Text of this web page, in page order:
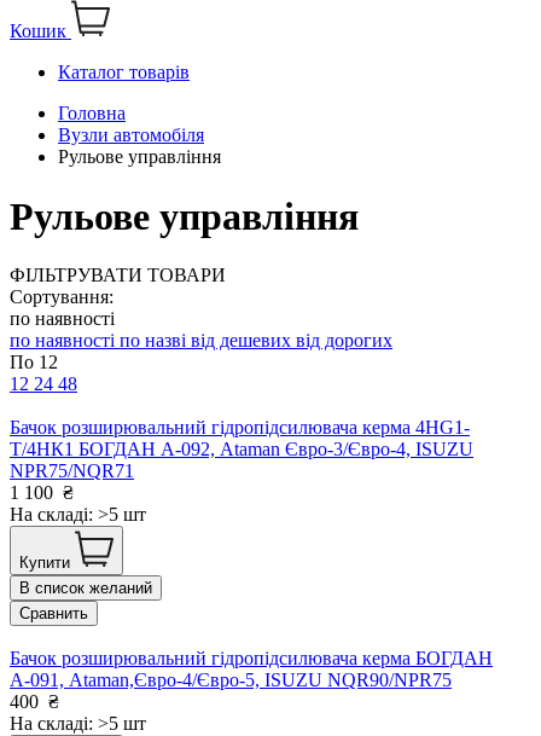
Кошик
Каталог товарів
Головна
Вузли автомобіля
Рульове управління
Рульове управління
ФІЛЬТРУВАТИ ТОВАРИ
Сортування:
по наявності
по наявності по назві від дешевих від дорогих
По 12
12 24 48
Бачок розширювальний гідропідсилювача керма 4HG1-
T/4НК1 БОГДАН А-092, Ataman Євро-3/Євро-4, ISUZU
NPR75/NQR71
1 100 ₴
На складі: >5 шт
Купити
В список желаний
Сравнить
Бачок розширювальний гідропідсилювача керма БОГДАН
А-091, Ataman,Євро-4/Євро-5, ISUZU NQR90/NPR75
400 ₴
На складі: >5 шт